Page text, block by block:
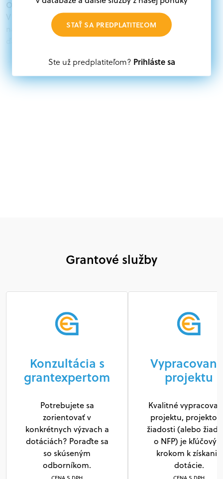
Oprávnení žiadatelia:
V databáze grantov a dotácií na portáli Grantexpert.sk
nájdete aktuálne výzvy z eurofondov, plánu obnovy a
Oprávnení partneri:
Akákoľvek právnická osoba, t. j. verejný alebo súkromný
subjekt, komerčný alebo nekomerčný, ako aj
STAŤ SA PREDPLATITEĽOM
Ste už predplatiteľom? Prihláste sa
Grantové služby
Konzultácia s
grantexpertom
Potrebujete sa
zorientovať v
konkrétnych výzvach a
dotáciách? Poraďte sa
so skúseným
odborníkom.
projektu
Kvalitné
projektu,
žiadosti (alebo
o NFP) je
krokom k získaniu
dotácie.